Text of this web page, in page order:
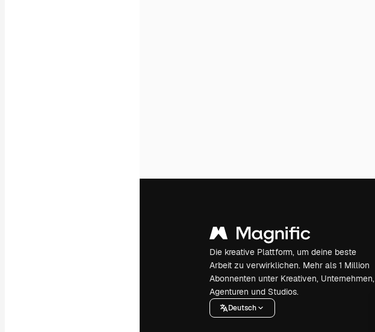
Die kreative Plattform, um deine beste
Arbeit zu verwirklichen. Mehr als 1 Million
Abonnenten unter Kreativen, Unternehmen,
Agenturen und Studios.
Deutsch